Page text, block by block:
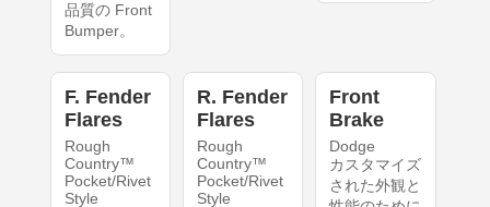
品質の Front
Bumper。
F. Fender
Flares
Rough
Country™
Pocket/Rivet
Style
R. Fender
Flares
Rough
Country™
Pocket/Rivet
Style
Front
Brake
Dodge
カスタマイズ
された外観と